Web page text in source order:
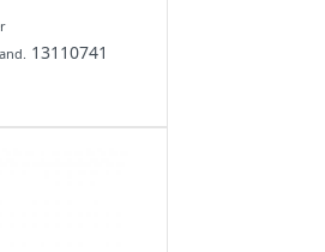
13110741